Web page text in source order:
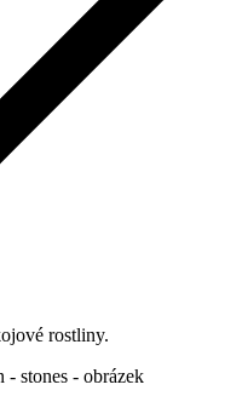
rostliny.